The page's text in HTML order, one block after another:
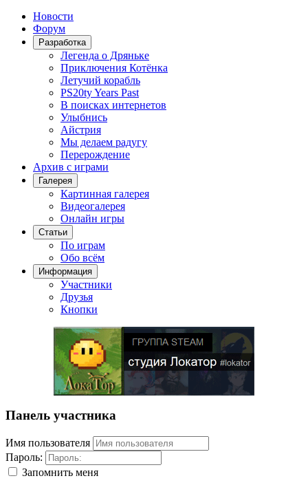
Новости
Форум
Разработка
Легенда о Дряньке
Приключения Котёнка
Летучий корабль
PS20ty Years Past
В поисках интернетов
Улыбнись
Айстрия
Мы делаем радугу
Перерождение
Архив с играми
Галерея
Картинная галерея
Видеогалерея
Онлайн игры
Статьи
По играм
Обо всём
Информация
Участники
Друзья
Кнопки
Панель участника
Имя пользователя
Пароль:
Запомнить меня